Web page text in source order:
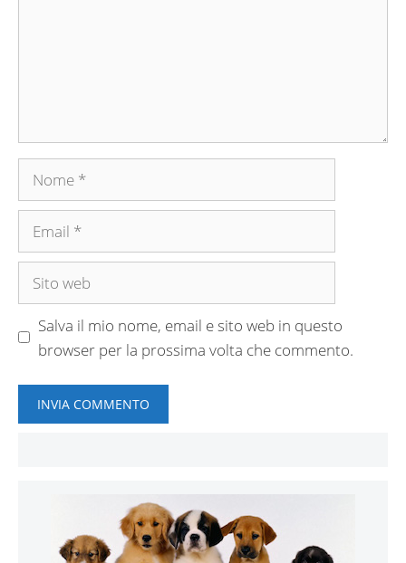
Nome
Email
Sito
Salva il mio nome, email e sito web in questo
browser per la prossima volta che commento.